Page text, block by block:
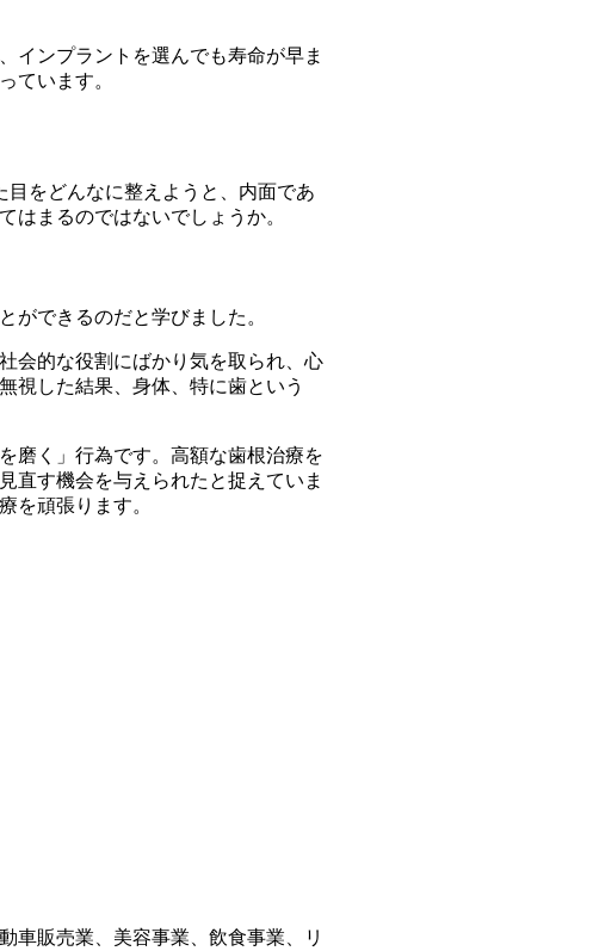
インプラントを選んでも寿命が早ま
ています。
目をどんなに整えようと、内面であ
はまるのではないでしょうか。
ができるのだと学びました。
会的な役割にばかり気を取られ、心
視した結果、身体、特に歯という
磨く」行為です。高額な歯根治療を
直す機会を与えられたと捉えていま
を頑張ります。
車販売業、美容事業、飲食事業、リ